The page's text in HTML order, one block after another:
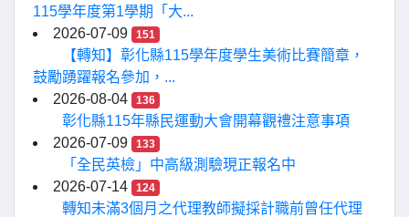
115學年度第1學期「大...
2026-07-09
151
【轉知】彰化縣115學年度學生美術比賽簡章，
鼓勵踴躍報名參加，...
2026-08-04
136
彰化縣115年縣民運動大會開幕觀禮注意事項
2026-07-09
133
「全民英檢」中高級測驗現正報名中
2026-07-14
124
轉知未滿3個月之代理教師擬採計職前曾任代理